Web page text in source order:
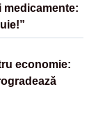
medicamente:
economie: